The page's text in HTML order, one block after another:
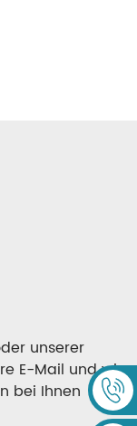
unserer
E-Mail und wir
bei Ihnen